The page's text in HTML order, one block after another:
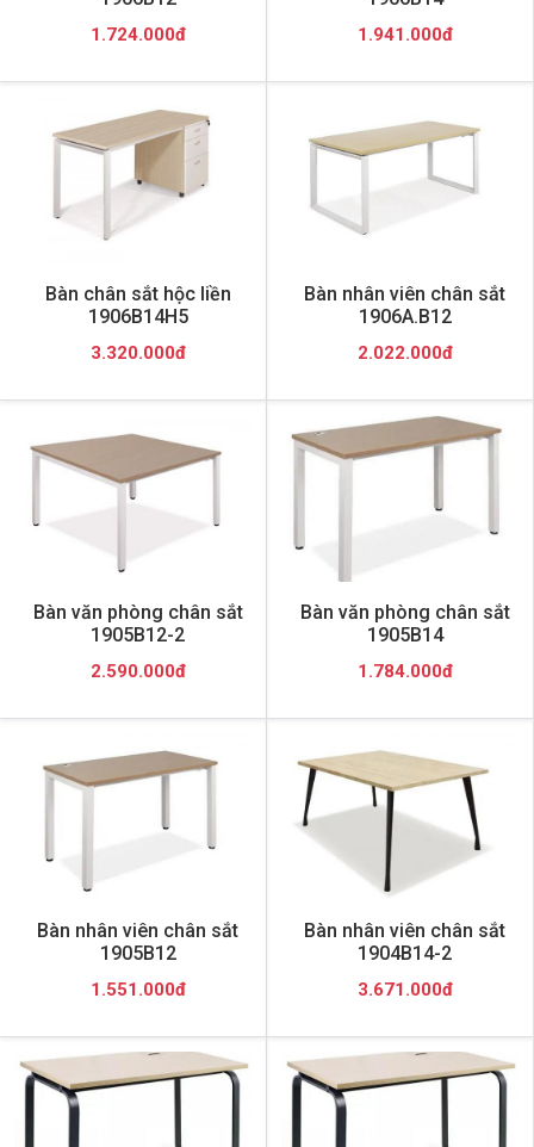
1.724.000đ 1.941.000đ
Bàn chân sắt hộc liền
1906B14H5
3.320.000đ
Bàn nhân viên chân sắt
1906A.B12
2.022.000đ
Bàn văn phòng chân sắt
1905B12-2
2.590.000đ
Bàn văn phòng chân sắt
1905B14
1.784.000đ
Bàn nhân viên chân sắt
1905B12
1.551.000đ
Bàn nhân viên chân sắt
1904B14-2
3.671.000đ